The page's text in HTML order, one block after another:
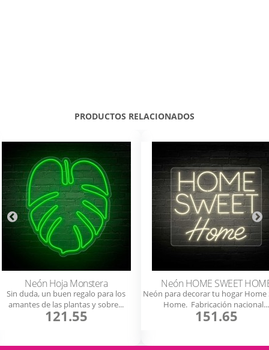
PRODUCTOS RELACIONADOS
Neón Hoja Monstera
Sin duda, un buen regalo para los
amantes de las plantas y sobre...
121.55
Neón HOME SWEET
Neón para decorar tu hogar Home
Home. Fabricación nacional...
151.65